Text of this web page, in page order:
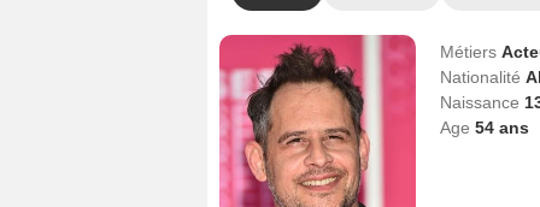
Métiers
Nationalité
Naissance
Age 54ans